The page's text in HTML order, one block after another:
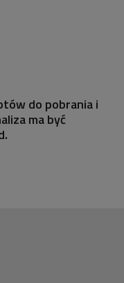
do pobrania i
ma być